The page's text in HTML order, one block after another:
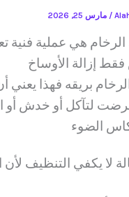
/مارس 25, 2026
الرخام هي عملية فنية
إزالة الأوساخ
بريقه فهذا يعني
لتآكل أو خدش أو
الضوء
لا يكفي التنظيف